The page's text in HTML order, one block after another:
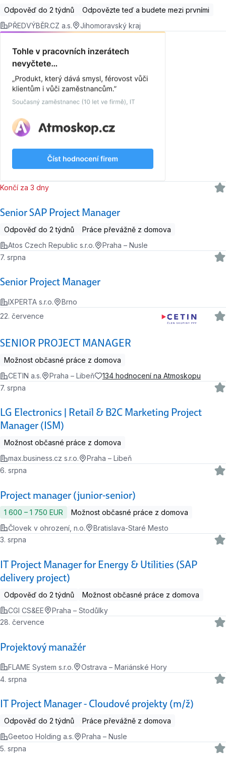
Odpověď do 2 týdnů
Odpovězte teď a budete mezi prvními
PŘEDVÝBĚR.CZ a.s.
Jihomoravský kraj
Senior SAP Project Manager
Končí za 3 dny
Odpověď do 2 týdnů
Práce převážně z domova
Atos Czech Republic s.r.o.
Praha – Nusle
Senior Project Manager
7. srpna
IXPERTA s.r.o. Brno
SENIOR PROJECT MANAGER
22. července
Možnost občasné práce z domova
CETIN a.s.
Praha – Libeň 134 hodnocení na Atmoskopu
LG Electronics | Retail & B2C Marketing Project
Manager (ISM)
7. srpna
Možnost občasné práce z domova
max.business.cz s.r.o.
Praha – Libeň
Project manager (junior-senior)
6. srpna
1 600 ‍–‍ 1 750 EUR
Možnost občasné práce z domova
Človek v ohrození, n.o.
Bratislava-Staré Mesto
IT Project Manager for Energy & Utilities (SAP
delivery project)
3. srpna
Odpověď do 2 týdnů
Možnost občasné práce z domova
CGI CS&EE
Praha – Stodůlky
Projektový manažér
28. července
FLAME System s.r.o. Ostrava – Mariánské Hory
IT Project Manager - Cloudové projekty (m/ž)
4. srpna
Odpověď do 2 týdnů
Práce převážně z domova
Geetoo Holding a.s.
Praha – Nusle
5. srpna